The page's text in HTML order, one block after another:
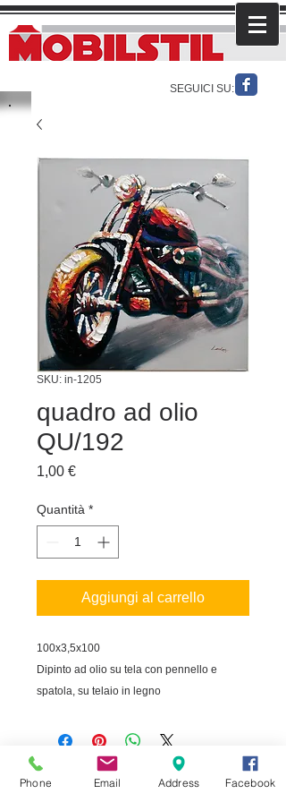
SEGUICI SU:
SKU: in-1205
quadro ad olio
QU/192
1,00 €Prezzo
Quantità *
Aggiungi al carrello
100x3,5x100
Dipinto ad olio su tela con pennello e
spatola, su telaio in legno
MOBILSTIL arredo
In evidenza
Phone Email Address Facebook